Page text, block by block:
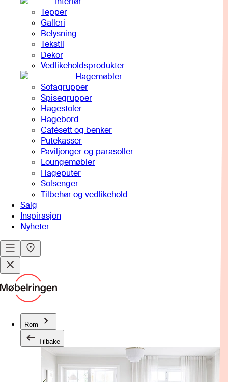
Tepper
Galleri
Belysning
Tekstil
Dekor
Vedlikeholdsprodukter
Hagemøbler
Sofagrupper
Spisegrupper
Hagestoler
Hagebord
Cafésett og benker
Putekasser
Paviljonger og parasoller
Loungemøbler
Hageputer
Solsenger
Tilbehør og vedlikehold
Salg
Inspirasjon
Nyheter
Rom
Tilbake